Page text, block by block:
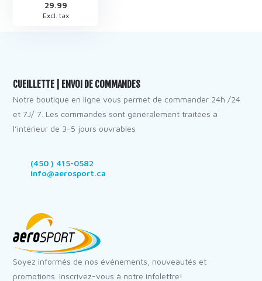
29.99
Excl. tax
CUEILLETTE | ENVOI DE COMMANDES
Notre boutique en ligne vous permet de commander 24h /24
et 7J/ 7. Les commandes sont généralement traitées à
l’intérieur de 3-5 jours ouvrables
(450 ) 415-0582
info@aerosport.ca
Soyez informés de nos événements, nouveautés et
promotions. Inscrivez-vous à notre infolettre!